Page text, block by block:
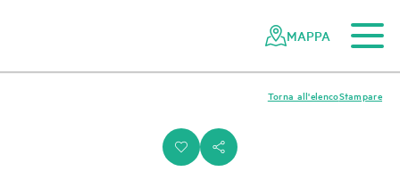
dei
MAPPA
i s
Stampare
Torna all'elenco